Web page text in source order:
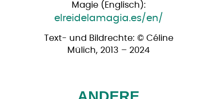
Magie (Englisch):
elreidelamagia.es/en/
Text- und Bildrechte: © Céline
Mülich, 2013 – 2024